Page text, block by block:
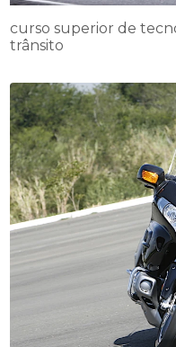
curso superior de
trânsito